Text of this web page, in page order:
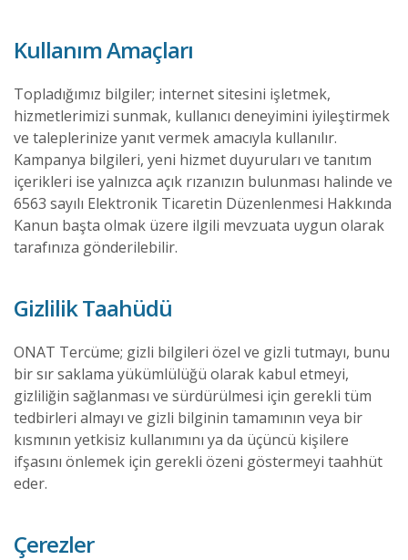
Kullanım Amaçları
Topladığımız bilgiler; internet sitesini işletmek,
hizmetlerimizi sunmak, kullanıcı deneyimini iyileştirmek
ve taleplerinize yanıt vermek amacıyla kullanılır.
Kampanya bilgileri, yeni hizmet duyuruları ve tanıtım
içerikleri ise yalnızca açık rızanızın bulunması halinde ve
6563 sayılı Elektronik Ticaretin Düzenlenmesi Hakkında
Kanun başta olmak üzere ilgili mevzuata uygun olarak
tarafınıza gönderilebilir.
Gizlilik Taahüdü
ONAT Tercüme; gizli bilgileri özel ve gizli tutmayı, bunu
bir sır saklama yükümlülüğü olarak kabul etmeyi,
gizliliğin sağlanması ve sürdürülmesi için gerekli tüm
tedbirleri almayı ve gizli bilginin tamamının veya bir
kısmının yetkisiz kullanımını ya da üçüncü kişilere
ifşasını önlemek için gerekli özeni göstermeyi taahhüt
eder.
Çerezler